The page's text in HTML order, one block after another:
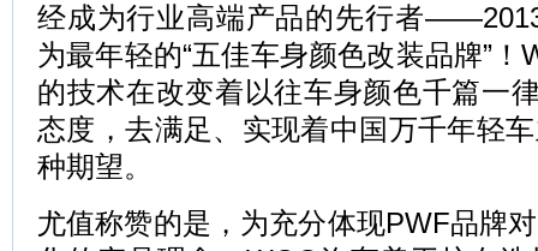
经成为行业高端产品的先行者
为最年轻的“五佳车身颜色改装品牌”
的技术在改变着以往车身颜色千篇一
态度，去满足、实现着中国万千年轻
种期望。
尤值称赞的是，为充分体现PWF品牌